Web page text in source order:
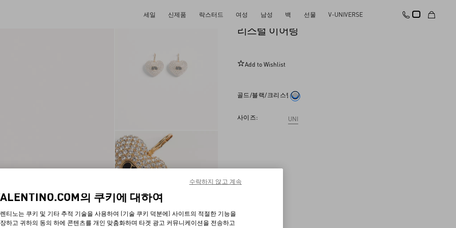
세일 신제품 락스터드 여성 남성 백 선물 V-UNIVERSE
쿠에르 로얄 메탈, 에나멜, 스와로브스키® 크
리스털 이어링
Add to Wishlist
골드/블랙/크리스털
사이즈: UNI
의 쿠키에 대하여
티노는 쿠키 및 기타 추적 기술을 사용하여 (기술 쿠키 덕분에) 사이트의 적절한 기능을
하고 귀하의 동의 하에 콘텐츠를 개인 맞춤화하며 타겟 광고 커뮤니케이션을 전송하고
수락하지 않고 계속